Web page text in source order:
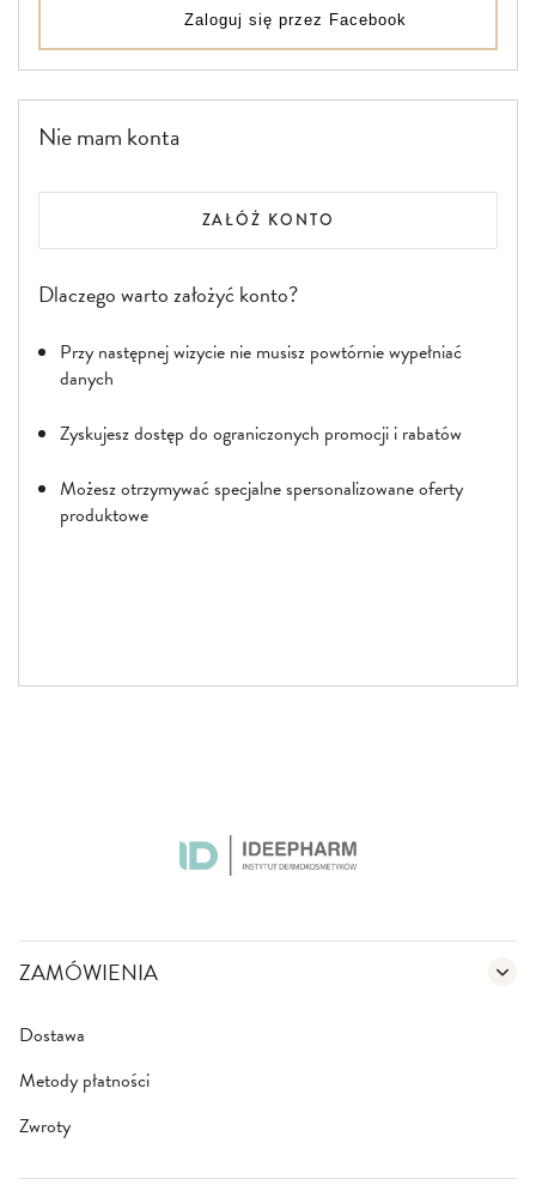
Zaloguj się przez Facebook
Nie mam konta
ZAŁÓŻ KONTO
Dlaczego warto założyć konto?
Przy następnej wizycie nie musisz powtórnie wypełniać
danych
Zyskujesz dostęp do ograniczonych promocji i rabatów
Możesz otrzymywać specjalne spersonalizowane oferty
produktowe
ZAMÓWIENIA
Dostawa
Metody płatności
Zwroty